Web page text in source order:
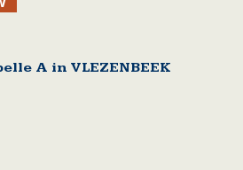
A in VLEZENBEEK